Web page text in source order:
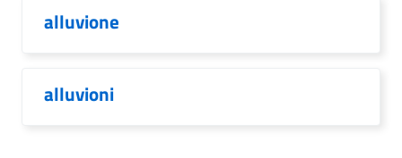
alluvione
alluvioni